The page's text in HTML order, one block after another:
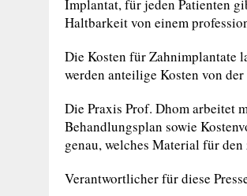
Implantat, für jeden Patienten
Haltbarkeit von einem
Die Kosten für Zahnimplantate
werden anteilige Kosten von
Die Praxis Prof. Dhom arbeitet
Behandlungsplan sowie
genau, welches Material für
Verantwortlicher für diese